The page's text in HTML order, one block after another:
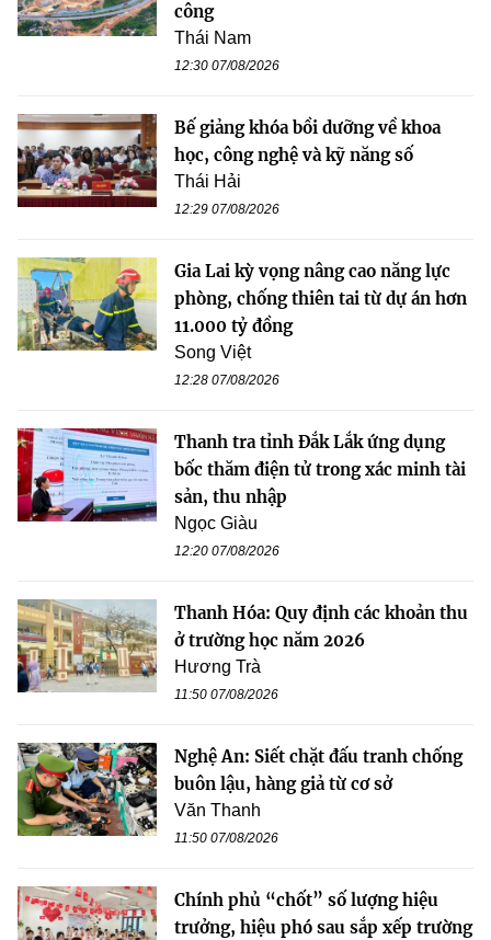
công
Thái Nam
12:30 07/08/2026
Bế giảng khóa bồi dưỡng về khoa
học, công nghệ và kỹ năng số
Thái Hải
12:29 07/08/2026
Gia Lai kỳ vọng nâng cao năng lực
phòng, chống thiên tai từ dự án hơn
11.000 tỷ đồng
Song Việt
12:28 07/08/2026
Thanh tra tỉnh Đắk Lắk ứng dụng
bốc thăm điện tử trong xác minh tài
sản, thu nhập
Ngọc Giàu
12:20 07/08/2026
Thanh Hóa: Quy định các khoản thu
ở trường học năm 2026
Hương Trà
11:50 07/08/2026
Nghệ An: Siết chặt đấu tranh chống
buôn lậu, hàng giả từ cơ sở
Văn Thanh
11:50 07/08/2026
Chính phủ “chốt” số lượng hiệu
trưởng, hiệu phó sau sắp xếp trường